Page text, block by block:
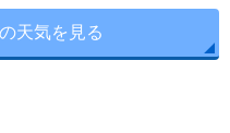
天気を見る